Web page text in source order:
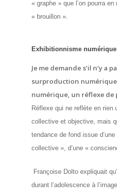
« graphe » que l’on pourra en
« brouillon ».
Exhibitionnisme numérique
Je me demande s’il n’y a
surproduction
numérique, un réflexe
Réflexe qui ne reflète en rien
collective et objective, mais
tendance de fond issue d’une
collective », d’une «
Françoise Dolto expliquait
durant l’adolescence à